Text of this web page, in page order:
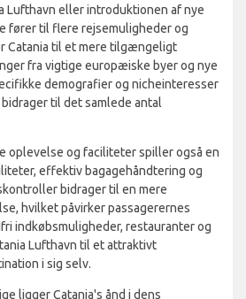
Lufthavn eller introduktionen af nye
fører til flere rejsemuligheder og
Catania til et mere tilgængeligt
fra vigtige europæiske byer og nye
demografier og nicheinteresser
til det samlede antal
oplevelse og faciliteter spiller også en
effektiv bagagehåndtering og
bidrager til en mere
hvilket påvirker passagerernes
indkøbsmuligheder, restauranter og
Lufthavn til et attraktivt
i sig selv.
ligger Catania's ånd i dens